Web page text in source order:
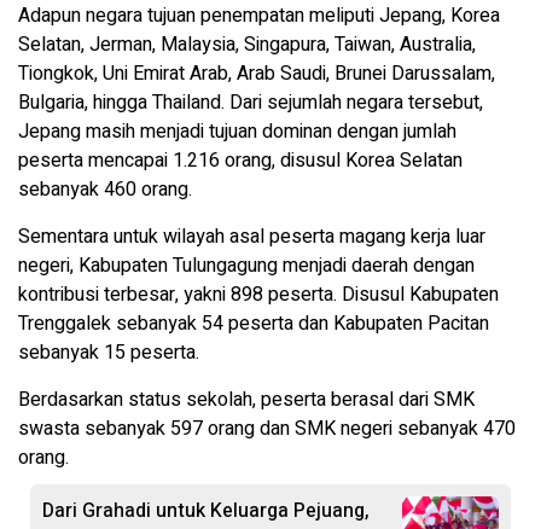
Adapun negara tujuan penempatan meliputi Jepang, Korea
Selatan, Jerman, Malaysia, Singapura, Taiwan, Australia,
Tiongkok, Uni Emirat Arab, Arab Saudi, Brunei Darussalam,
Bulgaria, hingga Thailand. Dari sejumlah negara tersebut,
Jepang masih menjadi tujuan dominan dengan jumlah
peserta mencapai 1.216 orang, disusul Korea Selatan
sebanyak 460 orang.
Sementara untuk wilayah asal peserta magang kerja luar
negeri, Kabupaten Tulungagung menjadi daerah dengan
kontribusi terbesar, yakni 898 peserta. Disusul Kabupaten
Trenggalek sebanyak 54 peserta dan Kabupaten Pacitan
sebanyak 15 peserta.
Berdasarkan status sekolah, peserta berasal dari SMK
swasta sebanyak 597 orang dan SMK negeri sebanyak 470
orang.
Dari Grahadi untuk Keluarga Pejuang,